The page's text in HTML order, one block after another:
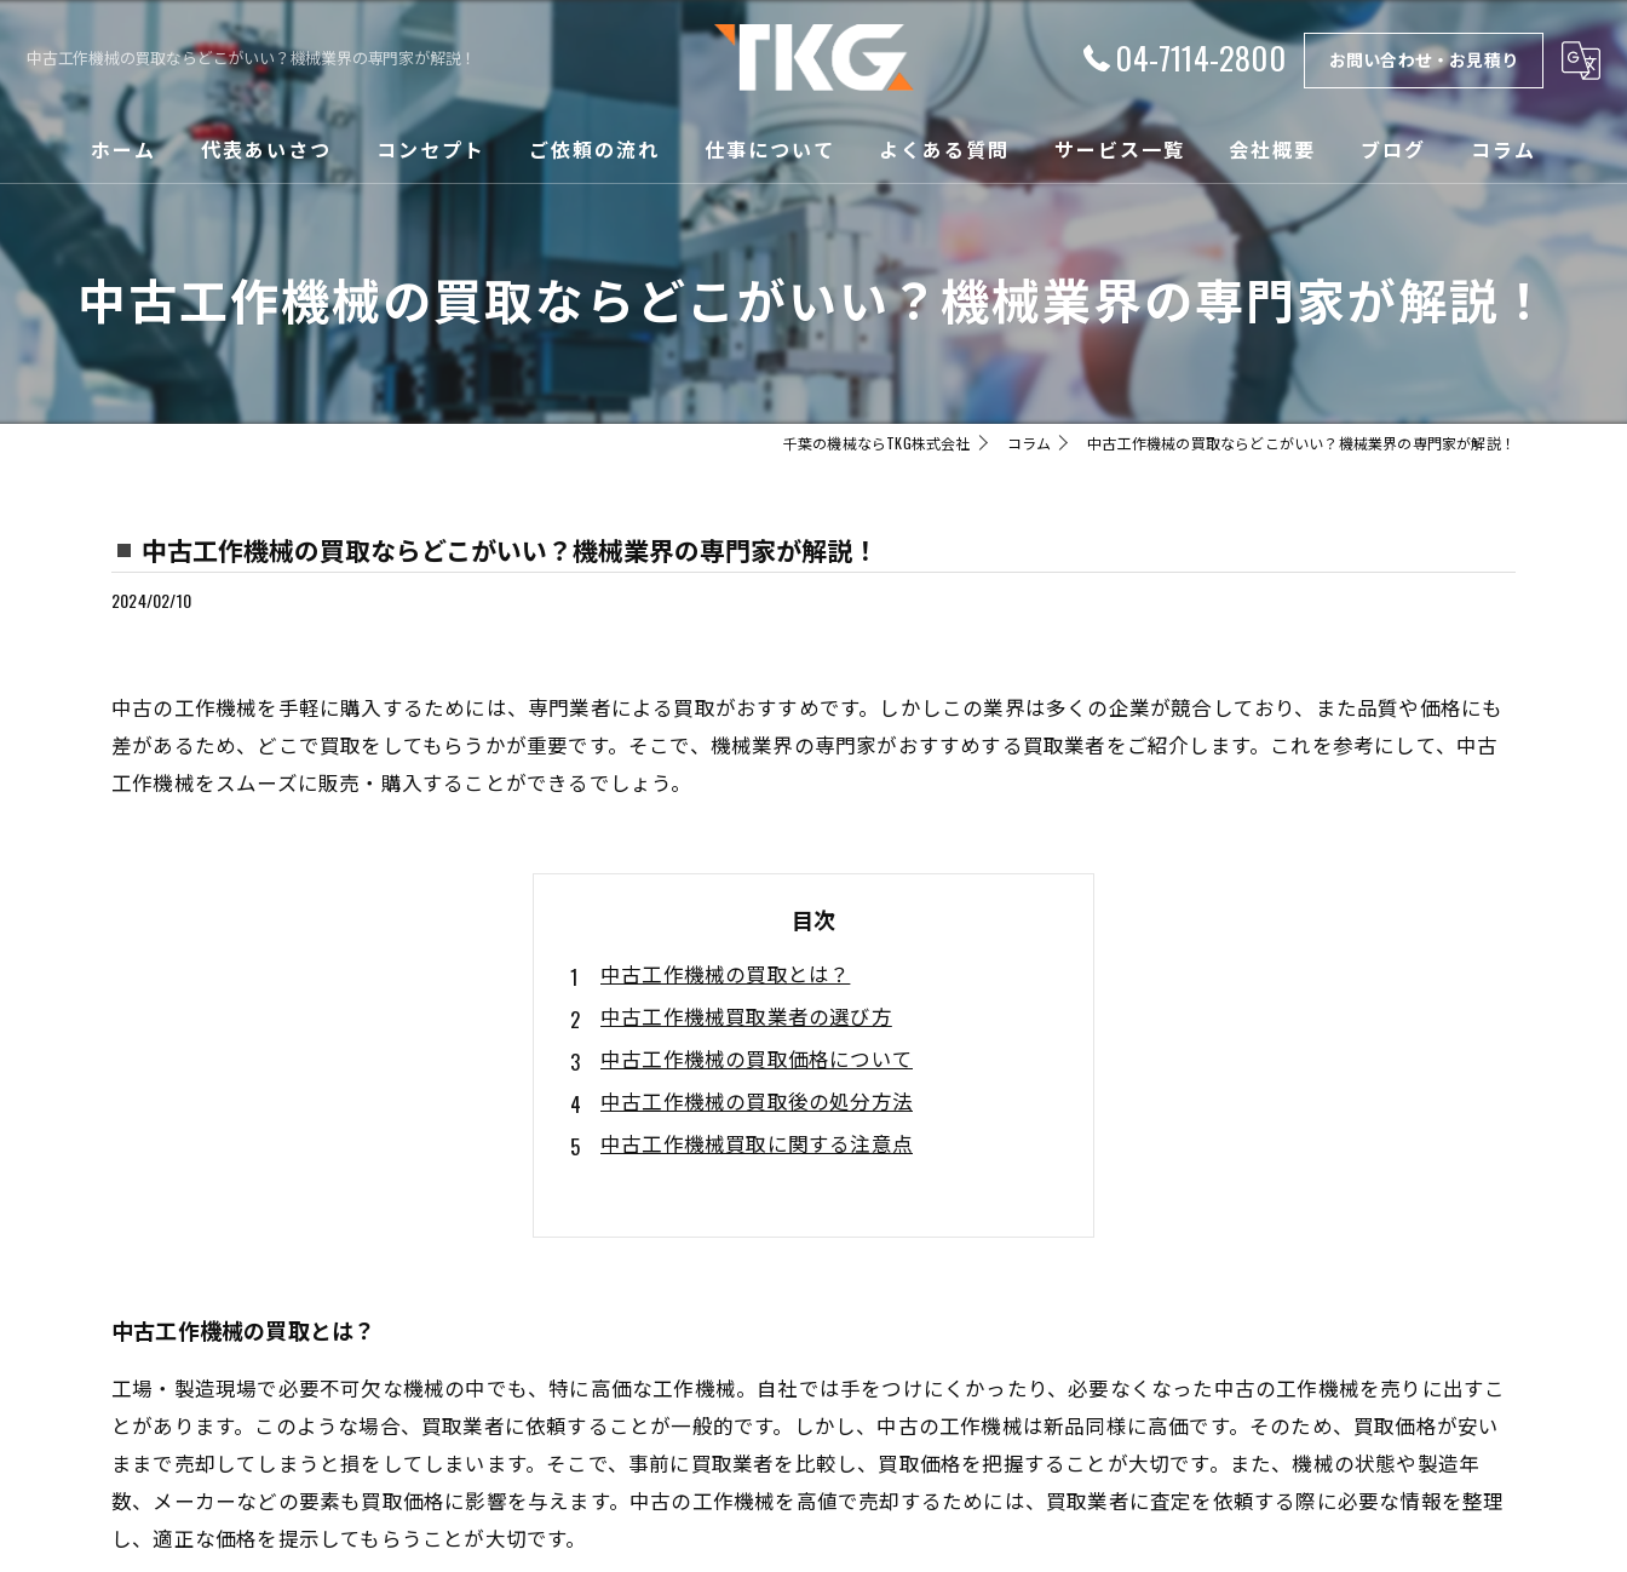
中古工作機械の買取ならどこがいい？機械業界の専門家が解説！ 04-7114-2800 お問い合わせ・お見積り
ホーム 代表あいさつ コンセプト ご依頼の流れ 仕事について よくある質問 サービス一覧
買取
メンテナンス
会社概要
漫画特集
ブログ コラム
中古工作機械の買取ならどこがいい？機械業界の専門家が解説！
千葉の機械ならTKG株式会社 コラム 中古工作機械の買取ならどこがいい？機械業界の専門家が解説！
中古工作機械の買取ならどこがいい？機械業界の専門家が解説！
2024/02/10
中古の工作機械を手軽に購入するためには、専門業者による買取がおすすめです。しかしこの業界は多くの企業が競合しており、また品質や価格にも
差があるため、どこで買取をしてもらうかが重要です。そこで、機械業界の専門家がおすすめする買取業者をご紹介します。これを参考にして、中古
工作機械をスムーズに販売・購入することができるでしょう。
目次
中古工作機械の買取とは？
中古工作機械買取業者の選び方
中古工作機械の買取価格について
中古工作機械の買取後の処分方法
中古工作機械買取に関する注意点
中古工作機械の買取とは？
工場・製造現場で必要不可欠な機械の中でも、特に高価な工作機械。自社では手をつけにくかったり、必要なくなった中古の工作機械を売りに出すこ
とがあります。このような場合、買取業者に依頼することが一般的です。しかし、中古の工作機械は新品同様に高価です。そのため、買取価格が安い
ままで売却してしまうと損をしてしまいます。そこで、事前に買取業者を比較し、買取価格を把握することが大切です。また、機械の状態や製造年
数、メーカーなどの要素も買取価格に影響を与えます。中古の工作機械を高値で売却するためには、買取業者に査定を依頼する際に必要な情報を整理
し、適正な価格を提示してもらうことが大切です。